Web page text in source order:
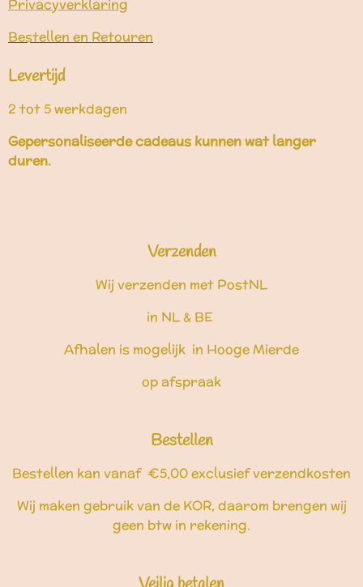
Privacyverklaring
Bestellen en Retouren
Levertijd
2 tot 5 werkdagen
Gepersonaliseerde cadeaus kunnen wat langer
duren.
Verzenden
Wij verzenden met PostNL
in NL & BE
Afhalen is mogelijk in Hooge Mierde
op afspraak
Bestellen
Bestellen kan vanaf €5,00 exclusief verzendkosten
Wij maken gebruik van de KOR, daarom brengen wij
geen btw in rekening.